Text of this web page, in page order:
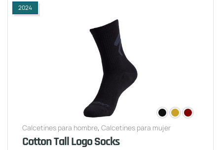
2024
Calcetines para hombre, Calcetines para mujer
Cotton Tall Logo Socks